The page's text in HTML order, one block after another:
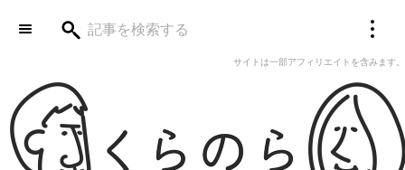
サイトは一部アフィリエイトを含みます。